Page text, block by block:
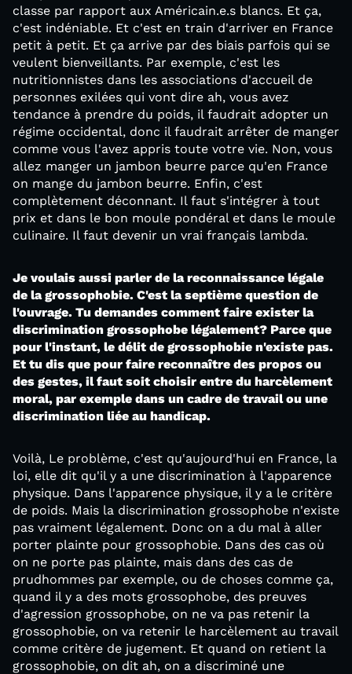
classe par rapport aux Américain.e.s blancs. Et ça,
c'est indéniable. Et c'est en train d'arriver en France
petit à petit. Et ça arrive par des biais parfois qui se
veulent bienveillants. Par exemple, c'est les
nutritionnistes dans les associations d'accueil de
personnes exilées qui vont dire ah, vous avez
tendance à prendre du poids, il faudrait adopter un
régime occidental, donc il faudrait arrêter de manger
comme vous l'avez appris toute votre vie. Non, vous
allez manger un jambon beurre parce qu'en France
on mange du jambon beurre. Enfin, c'est
complètement déconnant. Il faut s'intégrer à tout
prix et dans le bon moule pondéral et dans le moule
culinaire. Il faut devenir un vrai français lambda.
Je voulais aussi parler de la reconnaissance légale
de la grossophobie. C'est la septième question de
l'ouvrage. Tu demandes comment faire exister la
discrimination grossophobe légalement? Parce que
pour l'instant, le délit de grossophobie n'existe pas.
Et tu dis que pour faire reconnaître des propos ou
des gestes, il faut soit choisir entre du harcèlement
moral, par exemple dans un cadre de travail ou une
discrimination liée au handicap.
Voilà, Le problème, c'est qu'aujourd'hui en France, la
loi, elle dit qu'il y a une discrimination à l'apparence
physique. Dans l'apparence physique, il y a le critère
de poids. Mais la discrimination grossophobe n'existe
pas vraiment légalement. Donc on a du mal à aller
porter plainte pour grossophobie. Dans des cas où
on ne porte pas plainte, mais dans des cas de
prudhommes par exemple, ou de choses comme ça,
quand il y a des mots grossophobe, des preuves
d'agression grossophobe, on ne va pas retenir la
grossophobie, on va retenir le harcèlement au travail
comme critère de jugement. Et quand on retient la
grossophobie, on dit ah, on a discriminé une